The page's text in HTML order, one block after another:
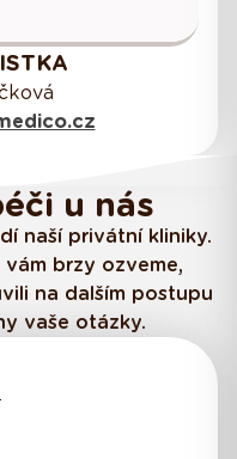
u nás
naší privátní kliniky.
brzy ozveme,
na dalším postupu
vaše otázky.